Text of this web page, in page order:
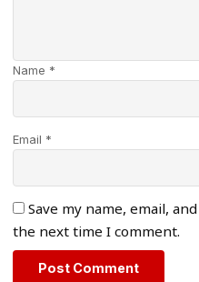
Name *
Email *
Save my name, email,
the next time I comment.